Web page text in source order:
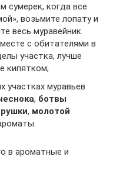
сумерек, когда все
возьмите лопату и
весь муравейник.
с обитателями в
участка, лучше
кипятком;
участках муравьев
, ботвы
, молотой
в ароматные и